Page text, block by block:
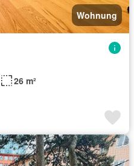
Wohnung
26 m²